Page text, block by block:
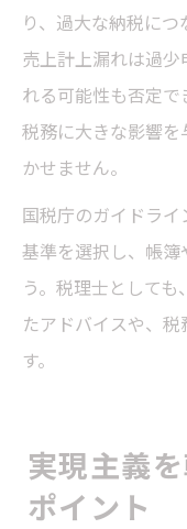
り、過大な納税につ
売上計上漏れは過
れる可能性も否定
税務に大きな影響
かせません。
国税庁のガイドラ
基準を選択し、帳
う。税理士として
たアドバイスや、
す。
実現主義
ポイント